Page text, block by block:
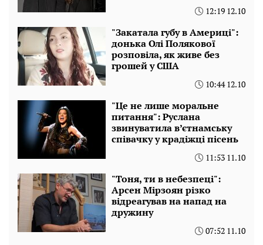
12:19 12.10
"Закатала губу в Америці":
донька Олі Полякової
розповіла, як живе без
грошей у США
10:44 12.10
"Це не лише моральне
питання": Руслана
звинуватила в’єтнамську
співачку у крадіжці пісень
11:53 11.10
"Тоня, ти в небезпеці":
Арсен Мірзоян різко
відреагував на напад на
дружину
07:52 11.10